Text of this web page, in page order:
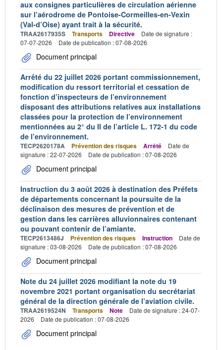
aux consignes particulières de circulation aérienne
sur l’aérodrome de Pontoise-Cormeilles-en-Vexin
(Val-d’Oise) ayant trait à la sécurité.
TRAA2617935S Transports Directive
Date de signature :
07-07-2026
Date de publication : 07-08-2026
Document principal
Arrêté du 22 juillet 2026 portant commissionnement,
modification du ressort territorial et cessation de
fonction d’inspecteurs de l’environnement
disposant des attributions relatives aux installations
classées pour la protection de l’environnement
mentionnées au 2° du II de l’article L. 172-1 du code
de l’environnement.
TECP2620178A Prévention des risques Arrêté
Date de
signature : 22-07-2026
Date de publication : 07-08-2026
Document principal
Instruction du 3 août 2026 à destination des Préfets
de départements concernant la poursuite de la
déclinaison des mesures de prévention et de
gestion dans les carrières alluvionnaires contenant
ou pouvant contenir de l’amiante.
TECP2613486J Prévention des risques Instruction
Date de
signature : 03-08-2026
Date de publication : 07-08-2026
Document principal
Note du 24 juillet 2026 modifiant la note du 19
novembre 2021 portant organisation du secrétariat
général de la direction générale de l’aviation civile.
TRAA2619524N Transports Note
Date de signature : 24-07-
2026
Date de publication : 07-08-2026
Document principal